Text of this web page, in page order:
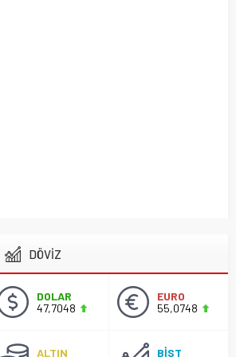
DÖVİZ
DOLAR
47,7048
EURO
55,0748
ALTIN
BİST